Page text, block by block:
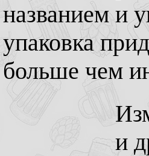
названием и
упаковка
больше чем
и